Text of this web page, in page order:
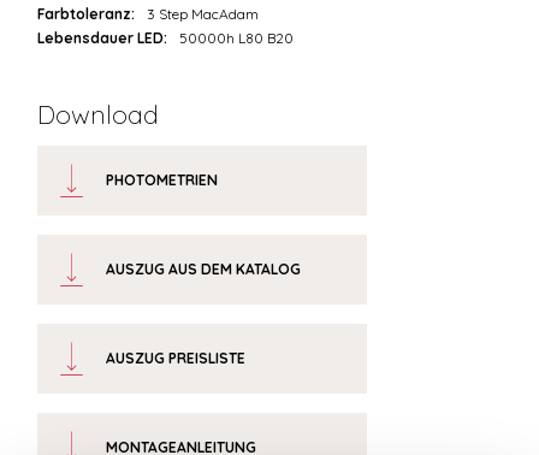
Farbtoleranz:
3 Step MacAdam
Lebensdauer LED:
50000h L80 B20
Download
PHOTOMETRIEN
AUSZUG AUS DEM KATALOG
AUSZUG PREISLISTE
MONTAGEANLEITUNG